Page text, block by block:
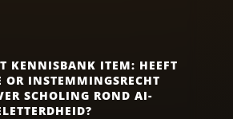
KENNISBANK ITEM: HEEFT
OR INSTEMMINGSRECHT
SCHOLING ROND AI-